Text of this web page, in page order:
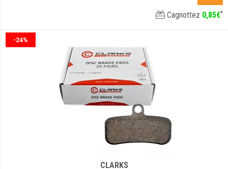
Cagnottez 0,85€*
-24%
CLARKS